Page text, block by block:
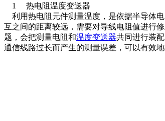
1 热电阻温度变送器
利用热电阻元件测量温度，是依据半导体
互之间的距离较远，需要对导线电阻值进行
题，会把测量电阻和温度变送器共同进行装
通信线路过长而产生的测量误差，可以有效